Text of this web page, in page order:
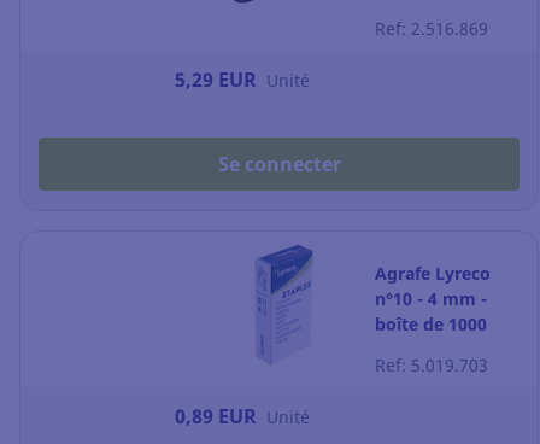
Ref: 2.516.869
5,29 EUR Unité
Se connecter
Agrafe Lyreco
n°10 - 4 mm -
boîte de 1000
Ref: 5.019.703
0,89 EUR Unité